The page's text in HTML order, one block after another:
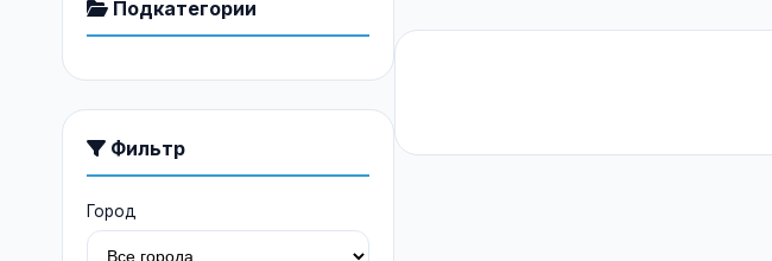
Подкатегории
Фильтр
Город